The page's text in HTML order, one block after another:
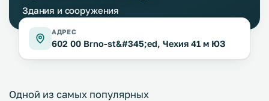
Здания и сооружения
АДРЕС
602 00 Brno-st&#345;ed, Чехия 41 м ЮЗ
Одной из самых популярных